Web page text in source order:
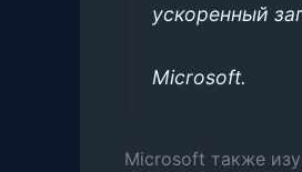
ускоренный
Microsoft.
Microsoft также